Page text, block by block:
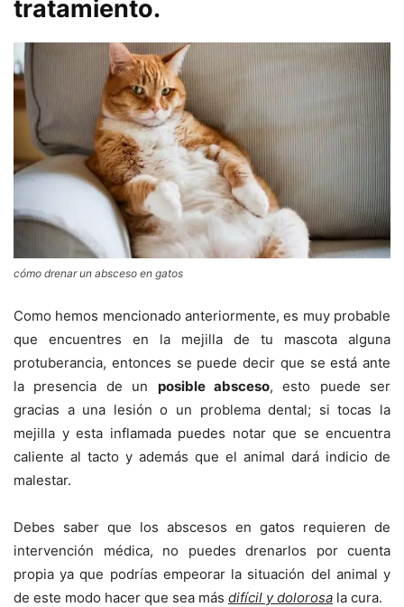
tratamiento.
cómo drenar un absceso en gatos
Como hemos mencionado anteriormente, es muy probable
que encuentres en la mejilla de tu mascota alguna
protuberancia, entonces se puede decir que se está ante
la presencia de un posible absceso, esto puede ser
gracias a una lesión o un problema dental; si tocas la
mejilla y esta inflamada puedes notar que se encuentra
caliente al tacto y además que el animal dará indicio de
malestar.
Debes saber que los abscesos en gatos requieren de
intervención médica, no puedes drenarlos por cuenta
propia ya que podrías empeorar la situación del animal y
de este modo hacer que sea más difícil y dolorosa la cura.